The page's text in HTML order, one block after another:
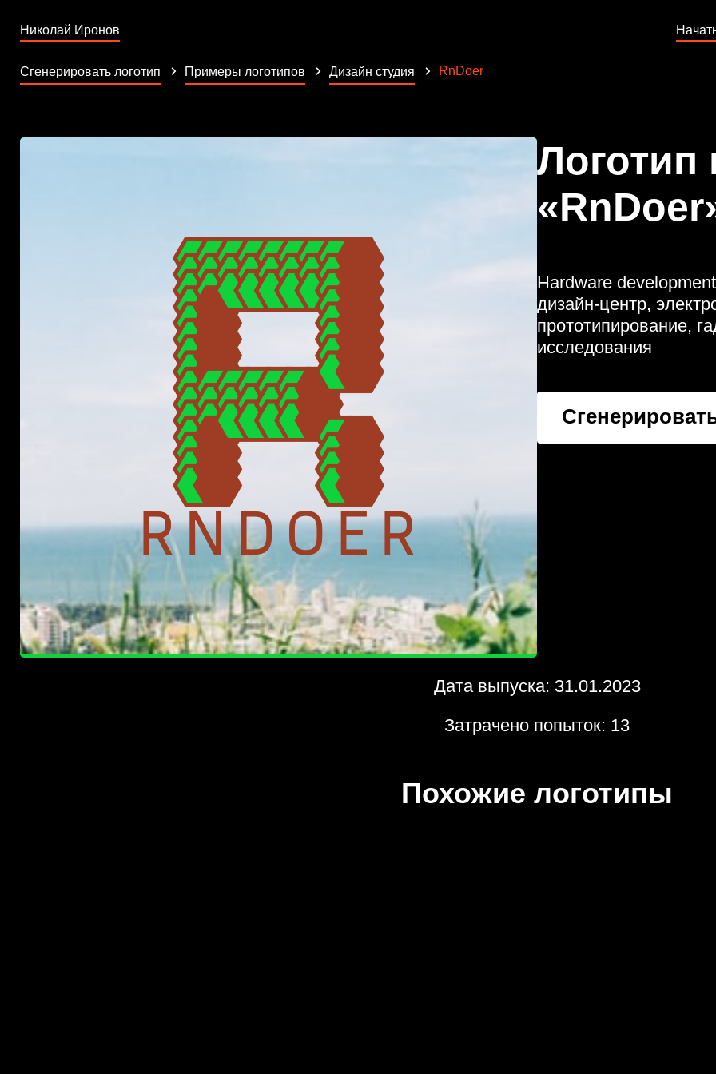
Николай Иронов
Сгенерировать логотип Примеры логотипов Дизайн студия RnDoer
Логотип
Hardware
дизайн-центр,
прототипирование,
исследования
Дата выпуска: 31.01.2023
Затрачено попыток: 13
Похожие логотипы